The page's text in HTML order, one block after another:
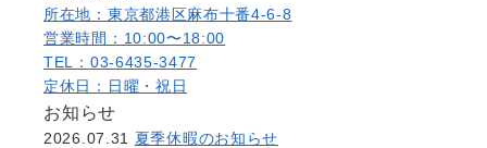
所在地：東京都港区麻布十番4-6-8
営業時間：10:00〜18:00
TEL：03-6435-3477
定休日：日曜・祝日
お知らせ
2026.07.31
夏季休暇のお知らせ